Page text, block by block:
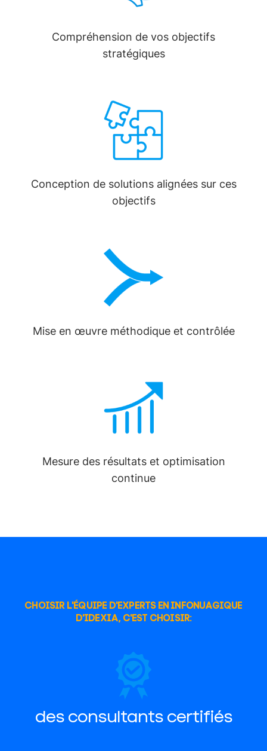
Compréhension de vos objectifs
stratégiques
Conception de solutions alignées sur ces
objectifs
Mise en œuvre méthodique et contrôlée
Mesure des résultats et optimisation
continue
CHOISIR L'ÉQUIPE D'EXPERTS EN INFONUAGIQUE
D'IDEXIA, C'EST CHOISIR:
des consultants certifiés